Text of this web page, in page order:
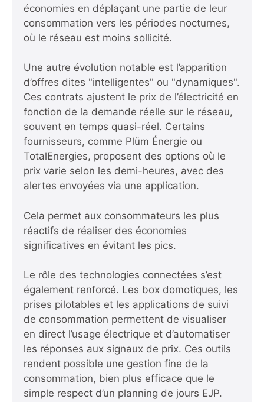
économies en déplaçant une partie de leur
consommation vers les périodes nocturnes,
où le réseau est moins sollicité.
Une autre évolution notable est l’apparition
d’offres dites "intelligentes" ou "dynamiques".
Ces contrats ajustent le prix de l’électricité en
fonction de la demande réelle sur le réseau,
souvent en temps quasi-réel. Certains
fournisseurs, comme Plüm Énergie ou
TotalEnergies, proposent des options où le
prix varie selon les demi-heures, avec des
alertes envoyées via une application.
Cela permet aux consommateurs les plus
réactifs de réaliser des économies
significatives en évitant les pics.
Le rôle des technologies connectées s’est
également renforcé. Les box domotiques, les
prises pilotables et les applications de suivi
de consommation permettent de visualiser
en direct l’usage électrique et d’automatiser
les réponses aux signaux de prix. Ces outils
rendent possible une gestion fine de la
consommation, bien plus efficace que le
simple respect d’un planning de jours EJP.